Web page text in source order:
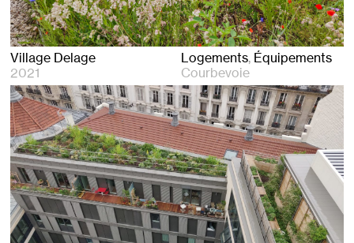
Village Delage
2021
Logements Équipements
Courbevoie